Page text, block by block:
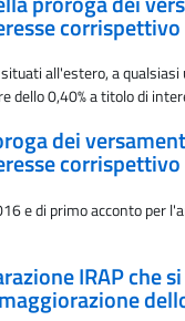
corrispettivo
all'estero, a
0,40% a titolo di
dei
corrispettivo
e di primo acconto per
IRAP